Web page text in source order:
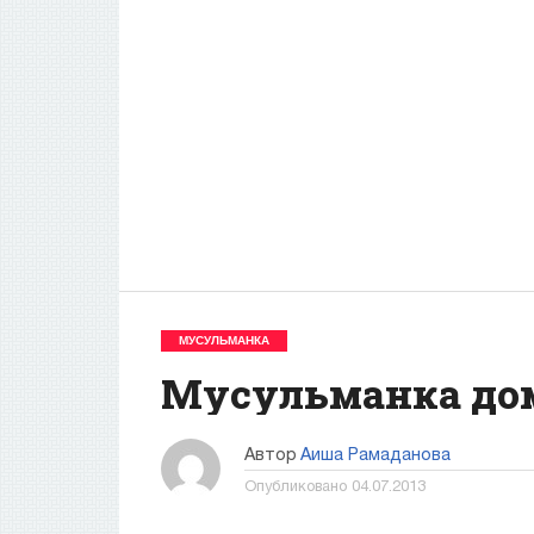
МУСУЛЬМАНКА
Мусульманка
Автор Аиша Рамаданова
Опубликовано 04.07.2013